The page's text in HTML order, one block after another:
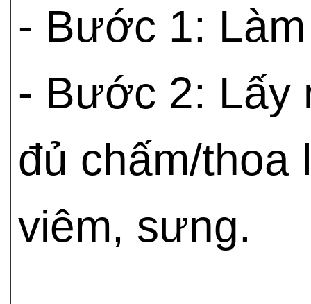
- Bước 1:
- Bước 2: Lấy
đủ chấm/thoa
viêm, sưng.